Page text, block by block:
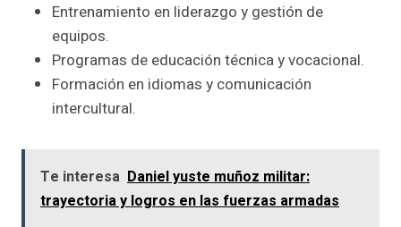
Entrenamiento en liderazgo y gestión de
equipos.
Programas de educación técnica y vocacional.
Formación en idiomas y comunicación
intercultural.
Te interesa Daniel yuste muñoz militar:
trayectoria y logros en las fuerzas armadas